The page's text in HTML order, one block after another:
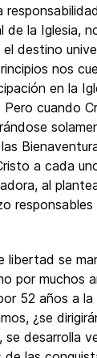
de la Iglesia,
el destino
nos
en la
Pero cuando
a cada
al
libertad se
por muchos
52 años a
¿se
desarrolla